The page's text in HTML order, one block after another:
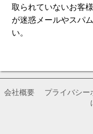
取られていないお客
が迷惑メールやスパ
い。
会社概要 プライバシー